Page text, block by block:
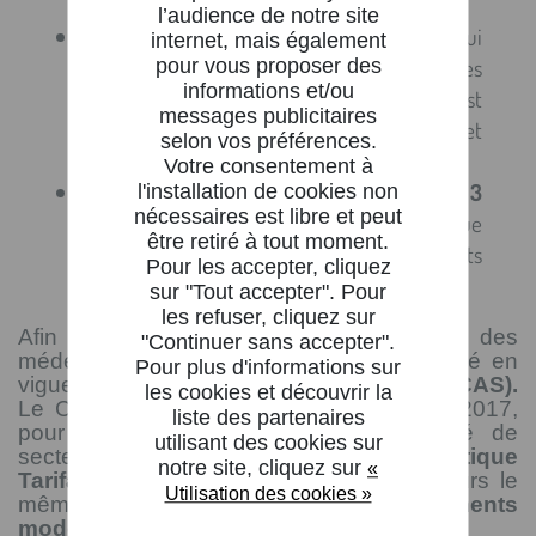
Le médecin conventionné de secteur 2
qui
pratique des honoraires libres, et donc, des
dépassements de façon permanente. Il est
cependant invité à les appliquer avec tact et
Le médecin non conventionné de secteur 3
qui n’a pas adhéré à la convention qui pratique
des tarifs libres et des dépassements
d’honoraires souvent excessifs.
Afin d’encadrer les pratiques tarifaires des
médecins de secteur 2, en 2013 est entré en
vigueur
le Contrat d’Accès aux Soins (CAS).
Le CAS a été remplacé par l’Optam en 2017,
pour désigner le praticien conventionné de
secteur 2 qui a adhéré àl’Option de Pratique
Tarifaire Maîtrisée. L’objectif reste toujours le
même :
fixer des tarifs de dépassements
modérés.
l’audience de notre site
internet, mais également
pour vous proposer des
informations et/ou
messages publicitaires
selon vos préférences.
Votre consentement à
l'installation de cookies non
nécessaires est libre et peut
être retiré à tout moment.
Pour les accepter, cliquez
sur "Tout accepter". Pour
les refuser, cliquez sur
"Continuer sans accepter".
Pour plus d'informations sur
les cookies et découvrir la
liste des partenaires
utilisant des cookies sur
notre site, cliquez sur «
Utilisation des cookies »